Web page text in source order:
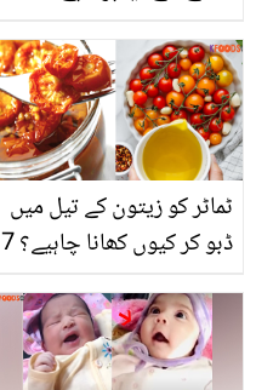
کافی اور چائے میں ہلدی
ڈالنے کے 5 کمالات
ٹماٹر کو زیتون کے تیل میں
ڈبو کر کیوں کھانا چاہیے؟ 7
بھی ایسا کرنا چاہیں